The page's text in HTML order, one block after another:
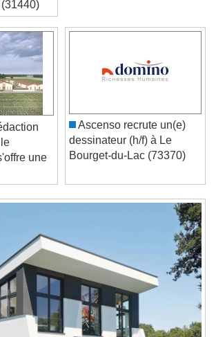
is loading.
Backward
0:00
-:-
LIVE
currently behind liveLIVE
Rate
off, selected
une
Ascenso recrute un(e)
dessinateur (h/f) à Le